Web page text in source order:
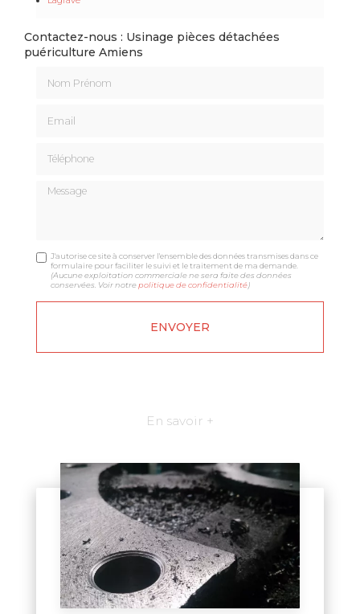
Contactez-nous : Usinage pièces détachées
puériculture Amiens
Message
J'autorise ce site à conserver l'ensemble des données transmises dans ce
formulaire pour faciliter le suivi et le traitement de ma demande.
(Aucune exploitation commerciale ne sera faite des données
conservées. Voir notrepolitique de confidentialité)
En savoir +